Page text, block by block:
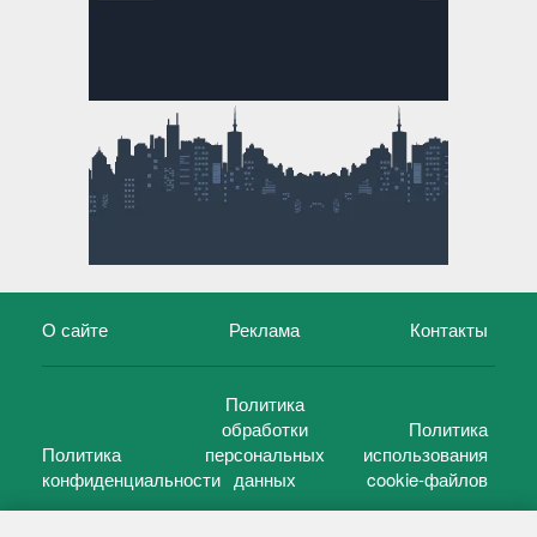
О сайте Реклама Контакты
Политика
конфиденциальности
Политика
обработки
персональных
данных
Политика
использования
cookie-файлов